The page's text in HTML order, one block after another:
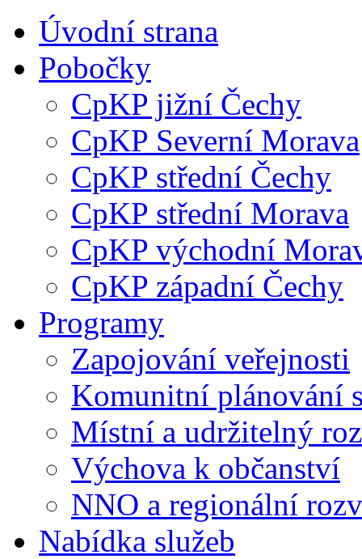
Úvodní strana
Pobočky
CpKP jižní Čechy
CpKP Severní Morava
CpKP střední Čechy
CpKP střední Morava
CpKP východní
CpKP západní Čechy
Programy
Zapojování veřejnosti
Komunitní plánování
Místní a udržitelný
Výchova k občanství
NNO a regionální
Nabídka služeb